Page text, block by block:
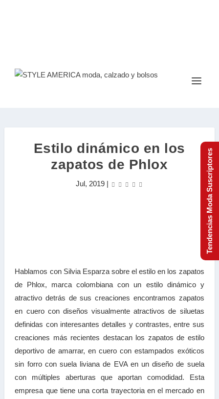
Estilo dinámico en los
zapatos de Phlox
Jul, 2019 |
Hablamos con Silvia Esparza sobre el estilo en los zapatos
de Phlox, marca colombiana con un estilo dinámico y
atractivo detrás de sus creaciones encontramos zapatos
en cuero con diseños visualmente atractivos de siluetas
definidas con interesantes detalles y contrastes, entre sus
creaciones más recientes destacan los zapatos de estilo
deportivo de amarrar, en cuero con estampados exóticos
sin forro con suela liviana de EVA en un diseño de suela
con múltiples aberturas que aportan comodidad. Esta
empresa que tiene una corta trayectoria en el mercado en
Tendencias Moda Suscriptores